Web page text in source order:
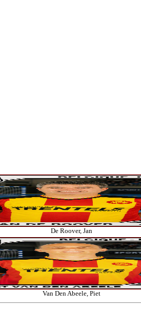
De Roover, Jan
Van Den Abeele, Piet